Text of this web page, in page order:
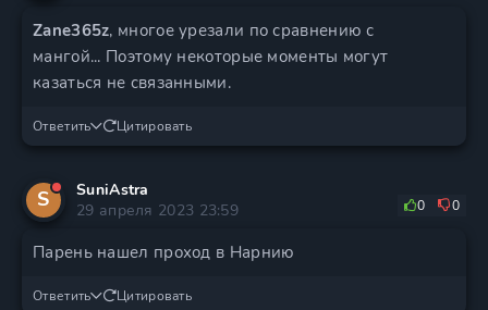
Zane365z, многое урезали по сравнению с
мангой... Поэтому некоторые моменты могут
казаться не связанными.
Ответить Цитировать
S
SuniAstra
29 апреля 2023 23:59
0 0
Парень нашел проход в Нарнию
Ответить Цитировать